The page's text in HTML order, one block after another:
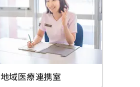
地域医療連携室